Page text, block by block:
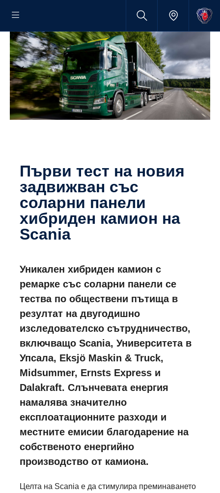
Първи тест на новия
задвижван със
соларни панели
хибриден камион на
Scania
Уникален хибриден камион с
ремарке със соларни панели се
тества по обществени пътища в
резултат на двугодишно
изследователско сътрудничество,
включващо Scania, Университета в
Упсала, Eksjö Maskin & Truck,
Midsummer, Ernsts Express и
Dalakraft. Слънчевата енергия
намалява значително
експлоатационните разходи и
местните емисии благодарение на
собственото енергийно
производство от камиона.
Целта на Scania е да стимулира преминаването